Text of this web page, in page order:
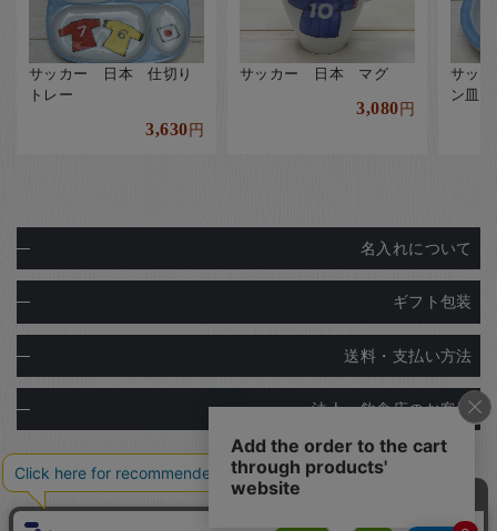
サッカー 日本 仕切り
トレー
3,630円
サッカー 日本 マグ
3,080円
サッ
ン皿
名入れについて
ギフト包装
送料・支払い方法
法人・飲食店のお客様